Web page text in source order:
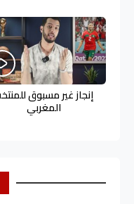
إنجاز غير مسبوق
المغربي